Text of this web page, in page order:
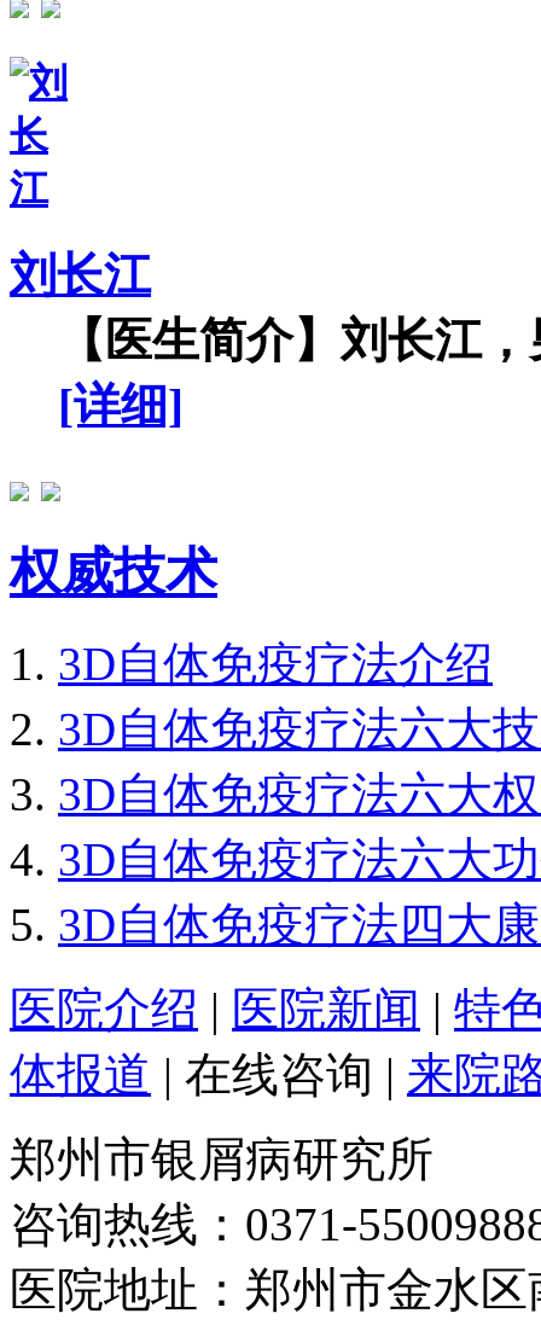
刘长江
【医生简介】刘长江
[详细]
权威技术
3D自体免疫疗法介绍
3D自体免疫疗法六大
3D自体免疫疗法六大
3D自体免疫疗法六大
3D自体免疫疗法四大
医院介绍 | 医院新闻 | 特
体报道 | 在线咨询 | 来院
郑州市银屑病研究所
咨询热线：0371-
医院地址：郑州市金水